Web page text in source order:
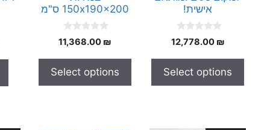
אישית!
0
o
o
5
12,778.00 ₪
Select options
150x190x200 ס"מ
0
o
o
5
11,368.00 ₪
Select options